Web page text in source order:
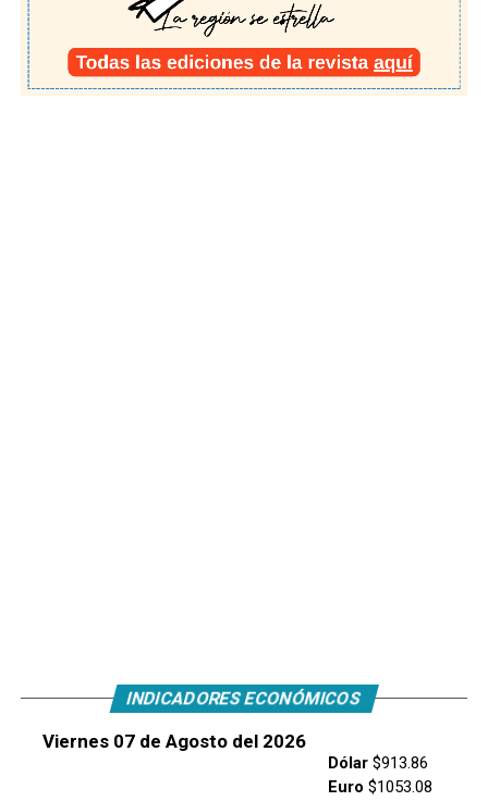
INDICADORES ECONÓMICOS
Viernes 07 de Agosto del 2026
Dólar$913.86
Euro $1053.08